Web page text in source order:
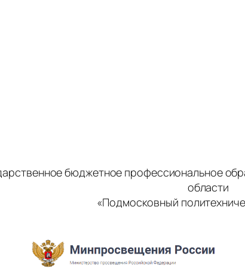
бюджетное профессиональное
области
«Подмосковный